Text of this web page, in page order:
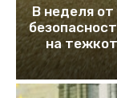
В неделя от
на